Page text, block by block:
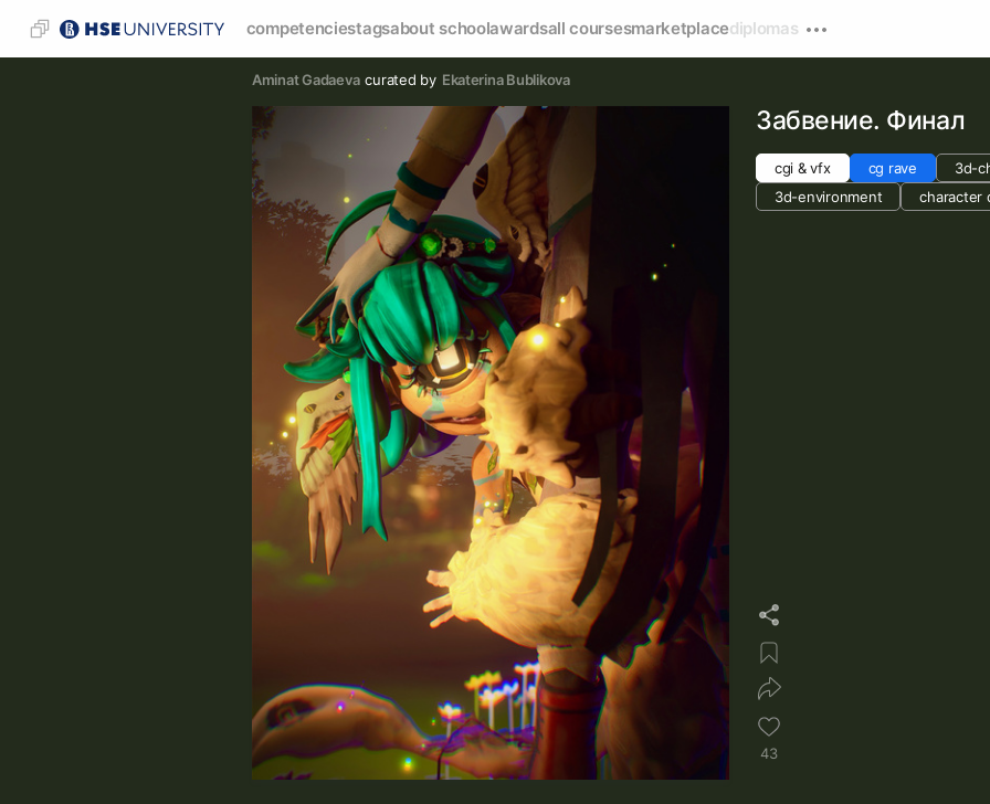
competenciestagsabout schoolawardsall coursesmarketplacediplomas
Aminat Gadaeva curated by Ekaterina Bublikova
Забвение. Финал
cgi & vfx cg rave
3d-
3d-environment
character
43